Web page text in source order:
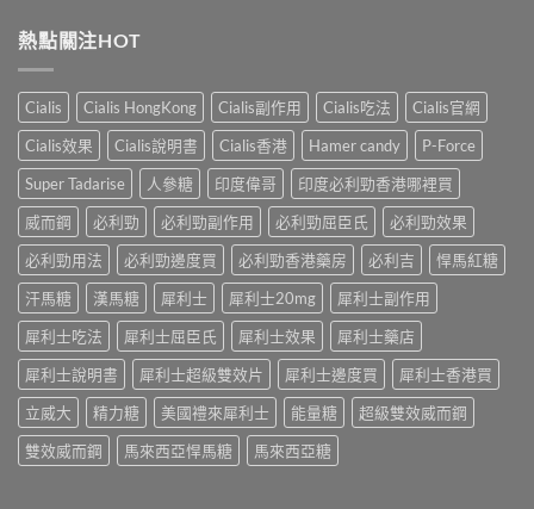
陽
產
購
物
平
台〉
中
面
中
早
小
妙
招〉
中
香
港
性
早
洩
的
常
見
因
及
應
之
道〉
中
熱點關注HOT
Cialis Cialis HongKong Cialis副作用 Cialis吃法
Cialis官網
Cialis效果
Cialis說明書 Cialis香港 Hamer candy
P-Force
Super Tadarise
人參糖 印度偉哥
印度必利勁香港哪裡買
威而鋼
必利勁 必利勁副作用 必利勁屈臣氏
必利勁效果
必利勁用法
必利勁邊度買 必利勁香港藥房 必利吉
悍馬紅糖
汗馬糖
漢馬糖 犀利士 犀利士20mg
犀利士副作用
犀利士吃法
犀利士屈臣氏 犀利士效果
犀利士藥店
犀利士說明書
犀利士超級雙效片 犀利士邊度買
犀利士香港買
立威大
精力糖 美國禮來犀利士 能量糖
超級雙效威而鋼
雙效威而鋼
馬來西亞悍馬糖 馬來西亞糖